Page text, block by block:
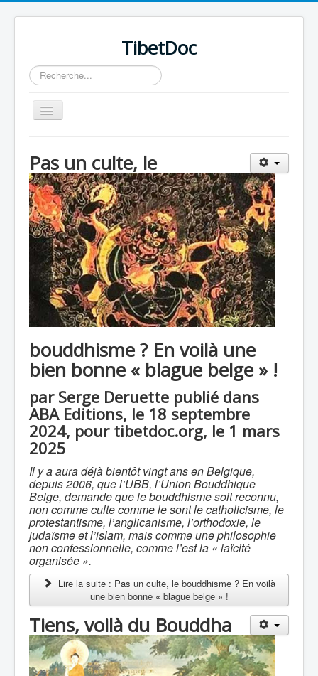
TibetDoc
Rechercher
Basculer
la
Pas un culte, le
bouddhisme ? En voilà une
bien bonne « blague belge » !
par Serge Deruette publié dans
ABA Editions, le 18 septembre
2024, pour tibetdoc.org, le 1 mars
2025
Il y a aura déjà bientôt vingt ans en Belgique,
depuis 2006, que l’UBB, l’Union Bouddhique
Belge, demande que le bouddhisme soit reconnu,
non comme culte comme le sont le catholicisme, le
protestantisme, l’anglicanisme, l’orthodoxie, le
judaïsme et l’islam, mais comme une philosophie
non confessionnelle, comme l’est la « laïcité
organisée ».
Lire la suite : Pas un culte, le bouddhisme ? En voilà
une bien bonne « blague belge » !
Tiens, voilà du Bouddha